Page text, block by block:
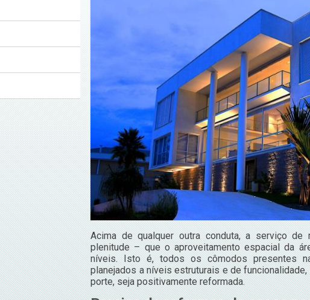
Acima de qualquer outra conduta, a serviço
plenitude – que o aproveitamento espacial da
níveis. Isto é, todos os cômodos presentes
planejados a níveis estruturais e de
porte, seja positivamente reformada.